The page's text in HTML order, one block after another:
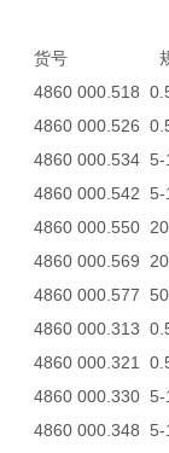
货号 规
4860 000.518
4860 000.526
4860 000.534
4860 000.542
4860 000.550
4860 000.569
4860 000.577
4860 000.313
4860 000.321
4860 000.330
4860 000.348